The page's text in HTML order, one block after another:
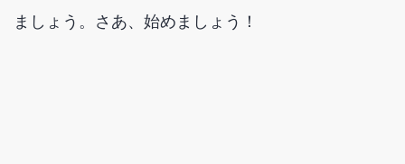
ましょう。さあ、始めましょう！